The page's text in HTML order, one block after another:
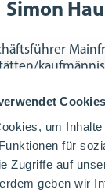
Cookies
um
für
Zugriffe auf
geben wir
Simon
Buchhaltung,
sowie für